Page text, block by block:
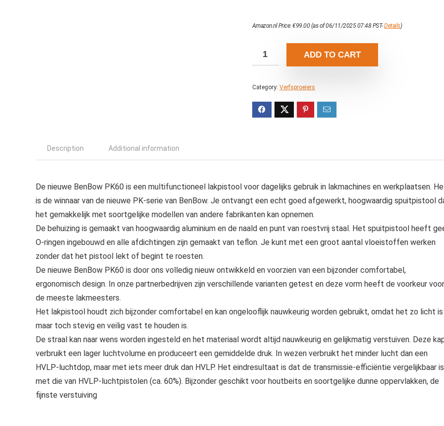
Amazon.nl Price:€99.00(as of 06/11/2025 07:48 PST-Details)
ADD TO CART
Category: Verfsproeiers
Description Additional information
De nieuwe BenBow PK60 is een multifunctioneel lakpistool voor dagelijks gebruik in lakmachines en werkplaatsen.
is de winnaar van de nieuwe PK-serie van BenBow. Je ontvangt een echt goed afgewerkt, hoogwaardig spuitpistool
het gemakkelijk met soortgelijke modellen van andere fabrikanten kan opnemen.
De behuizing is gemaakt van hoogwaardig aluminium en de naald en punt van roestvrij staal. Het spuitpistool heeft
O-ringen ingebouwd en alle afdichtingen zijn gemaakt van teflon. Je kunt met een groot aantal vloeistoffen werken
zonder dat het pistool lekt of begint te roesten.
De nieuwe BenBow PK60 is door ons volledig nieuw ontwikkeld en voorzien van een bijzonder comfortabel,
ergonomisch design. In onze partnerbedrijven zijn verschillende varianten getest en deze vorm heeft de voorkeur voor
de meeste lakmeesters.
Het lakpistool houdt zich bijzonder comfortabel en kan ongelooflijk nauwkeurig worden gebruikt, omdat het zo licht is
maar toch stevig en veilig vast te houden is.
De straal kan naar wens worden ingesteld en het materiaal wordt altijd nauwkeurig en gelijkmatig verstuiven. Deze
verbruikt een lager luchtvolume en produceert een gemiddelde druk. In wezen verbruikt het minder lucht dan een
HVLP-luchtdop, maar met iets meer druk dan HVLP. Het eindresultaat is dat de transmissie-efficiëntie vergelijkbaar is
met die van HVLP-luchtpistolen (ca. 60%). Bijzonder geschikt voor houtbeits en soortgelijke dunne oppervlakken, de
fijnste verstuiving